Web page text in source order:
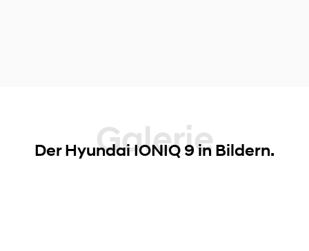
Galerie
Der Hyundai IONIQ 9 in Bildern.